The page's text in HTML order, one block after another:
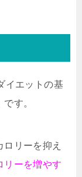
イエットの基
す。
リーを抑え
リーを増やす